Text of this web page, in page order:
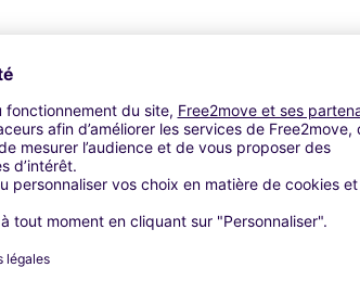
similaires